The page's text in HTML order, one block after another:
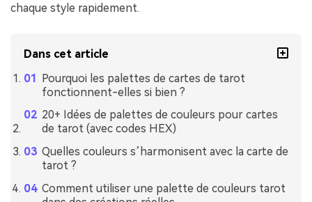
chaque style rapidement.
Dans cet article
Pourquoi les palettes de cartes de tarot
fonctionnent-elles si bien ?
20+ Idées de palettes de couleurs pour cartes
de tarot (avec codes HEX)
Quelles couleurs s’harmonisent avec la carte de
tarot ?
Comment utiliser une palette de couleurs tarot